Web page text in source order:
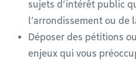
sujets d’intérêt public
l’arrondissement ou de
Déposer des pétitions
enjeux qui vous